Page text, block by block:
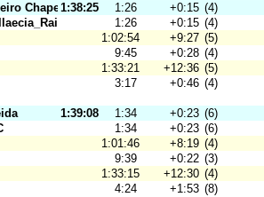
Chapela1:38:25 1:26 +0:15 (4)
1:26 +0:15 (4)
1:02:54
+9:27 (5)
9:45
+0:28 (4)
1:33:21
+12:36 (5)
3:17
+0:46 (4)
1:39:08 1:34 +0:23 (6)
1:34 +0:23 (6)
1:01:46
+8:19 (4)
9:39
+0:22 (3)
1:33:15
+12:30 (4)
4:24
+1:53 (8)